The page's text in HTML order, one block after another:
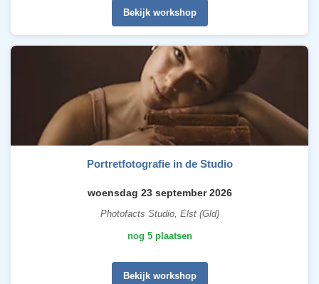
Bekijk workshop
Portretfotografie in de Studio
woensdag 23 september 2026
Photofacts Studio, Elst (Gld)
nog 5 plaatsen
Bekijk workshop